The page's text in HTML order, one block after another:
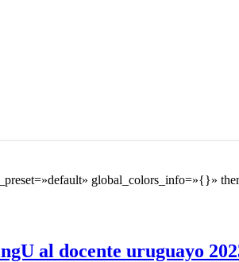
global_colors_info=»{}»
al docente uruguayo